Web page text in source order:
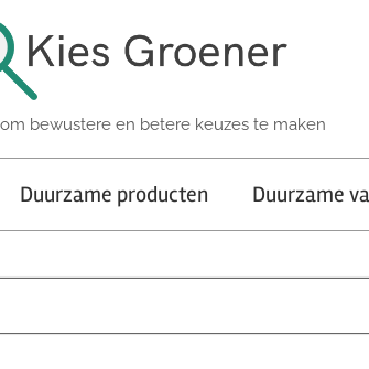
bewustere en betere keuzes te maken
Duurzame producten Duurzame